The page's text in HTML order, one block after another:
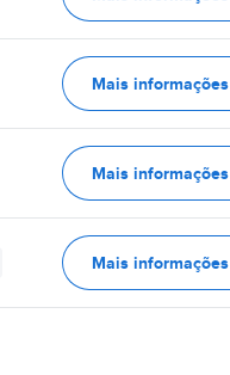
Mais informações
Mais informações
Mais informações